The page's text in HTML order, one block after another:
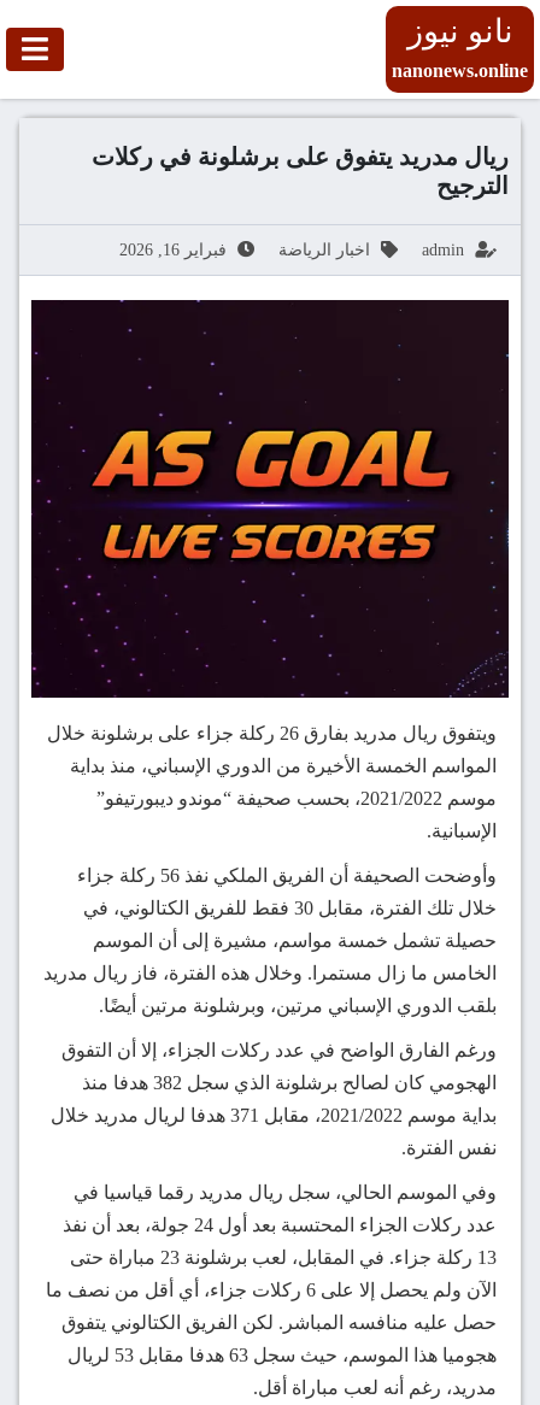
نانو نيوز
nanonews.online
ريال مدريد يتفوق على برشلونة في ركلات
الترجيح
admin اخبار الرياضة فبراير 16, 2026
ويتفوق ريال مدريد بفارق 26 ركلة جزاء على برشلونة خلال
المواسم الخمسة الأخيرة من الدوري الإسباني، منذ بداية
موسم 2021/2022، بحسب صحيفة “موندو ديبورتيفو”
الإسبانية.
وأوضحت الصحيفة أن الفريق الملكي نفذ 56 ركلة جزاء
خلال تلك الفترة، مقابل 30 فقط للفريق الكتالوني، في
حصيلة تشمل خمسة مواسم، مشيرة إلى أن الموسم
الخامس ما زال مستمرا. وخلال هذه الفترة، فاز ريال مدريد
بلقب الدوري الإسباني مرتين، وبرشلونة مرتين أيضًا.
ورغم الفارق الواضح في عدد ركلات الجزاء، إلا أن التفوق
الهجومي كان لصالح برشلونة الذي سجل 382 هدفا منذ
بداية موسم 2021/2022، مقابل 371 هدفا لريال مدريد خلال
نفس الفترة.
وفي الموسم الحالي، سجل ريال مدريد رقما قياسيا في
عدد ركلات الجزاء المحتسبة بعد أول 24 جولة، بعد أن نفذ
13 ركلة جزاء. في المقابل، لعب برشلونة 23 مباراة حتى
الآن ولم يحصل إلا على 6 ركلات جزاء، أي أقل من نصف ما
حصل عليه منافسه المباشر. لكن الفريق الكتالوني يتفوق
هجوميا هذا الموسم، حيث سجل 63 هدفا مقابل 53 لريال
مدريد، رغم أنه لعب مباراة أقل.